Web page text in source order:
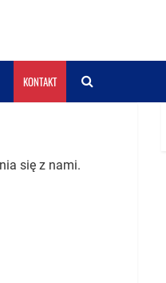
KONTAKT
się z nami.